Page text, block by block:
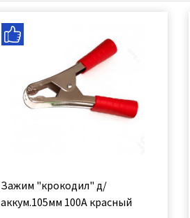
Зажим "крокодил" д/
аккум.105мм 100А красный